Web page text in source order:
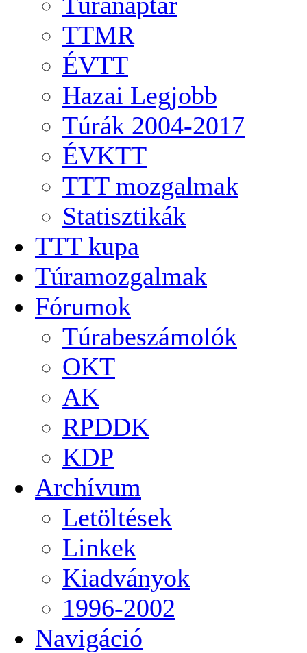
TTMR
ÉVTT
Hazai Legjobb
Túrák 2004-2017
ÉVKTT
TTT mozgalmak
Statisztikák
TTT kupa
Túramozgalmak
Fórumok
Túrabeszámolók
OKT
AK
RPDDK
KDP
Archívum
Letöltések
Linkek
Kiadványok
1996-2002
Navigáció